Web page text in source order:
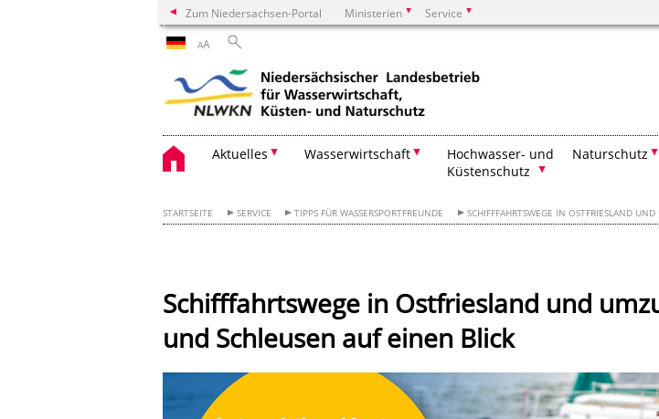
Zum Niedersachsen-Portal Ministerien Service
AA
Aktuelles Wasserwirtschaft
Hochwasser- und
Küstenschutz
Naturschutz
STARTSEITE SERVICE TIPPS FÜR WASSERSPORTFREUNDE SCHIFFFAHRTSWEGE IN OSTFRIESLAND
Schifffahrtswege in Ostfriesland und
und Schleusen auf einen Blick